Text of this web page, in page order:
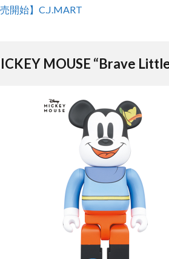
開始】C.J.MART
MOUSE “Brave